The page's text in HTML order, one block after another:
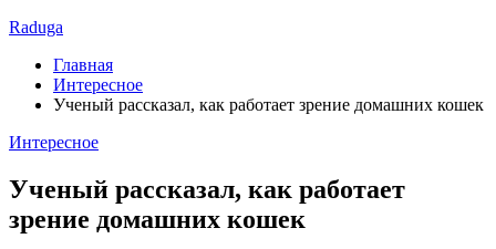
Raduga
Главная
Интересное
Ученый рассказал, как работает зрение домашних кошек
Интересное
Ученый рассказал, как работает
зрение домашних кошек